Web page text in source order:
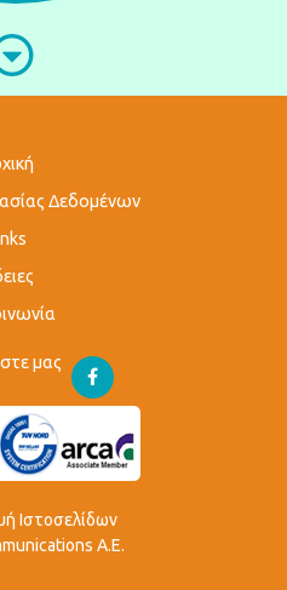
Δεδομένων
μας
Ιστοσελίδων
Α.Ε.